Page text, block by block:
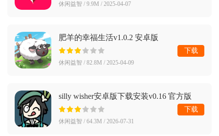
休闲益智 / 9.9M / 2025-04-07
肥羊的幸福生活v1.0.2 安卓版
休闲益智 / 82.8M / 2025-04-09
下载
silly wisher安卓版下载安装v0.16 官方版
休闲益智 / 64.3M / 2026-07-31
下载